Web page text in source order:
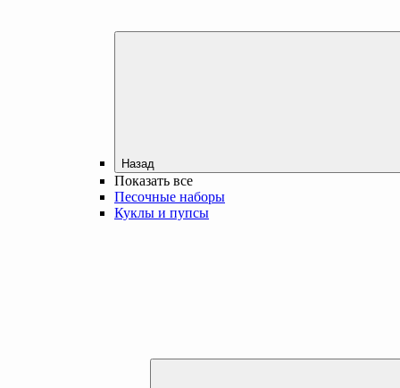
Назад
Показать все
Песочные наборы
Куклы и пупсы